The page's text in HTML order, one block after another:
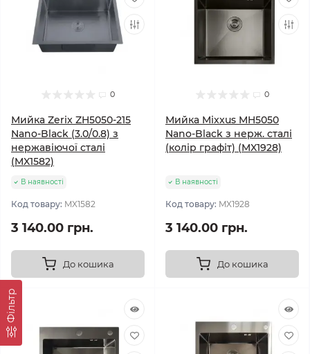
Фільтр
0
Мийка Zerix ZH5050-215
Nano-Black (3.0/0.8) з
нержавіючої сталі
(MX1582)
В наявності
Код товару: MX1582
3 140.00 грн.
До кошика
0
Мийка Mixxus MH5050
Nano-Black з нерж. сталі
(колір графіт) (MX1928)
В наявності
Код товару: MX1928
3 140.00 грн.
До кошика